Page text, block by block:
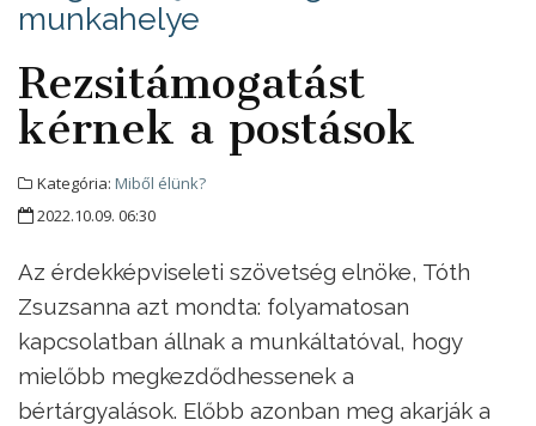
munkahelye
Rezsitámogatást
kérnek a postások
Kategória: Miből élünk?
2022.10.09. 06:30
Az érdekképviseleti szövetség elnöke, Tóth
Zsuzsanna azt mondta: folyamatosan
kapcsolatban állnak a munkáltatóval, hogy
mielőbb megkezdődhessenek a
bértárgyalások. Előbb azonban meg akarják a